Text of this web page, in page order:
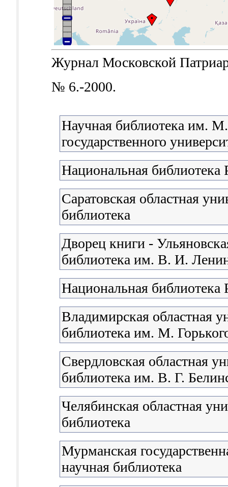
Журнал Московской
№ 6.-2000.
Научная библиотека им.
государственного
Национальная
Саратовская областная
библиотека
Дворец книги -
библиотека им. В. И.
Национальная библиотека
Владимирская областная
библиотека им. М.
Свердловская областная
библиотека им. В. Г.
Челябинская областная
библиотека
Мурманская
научная библиотека